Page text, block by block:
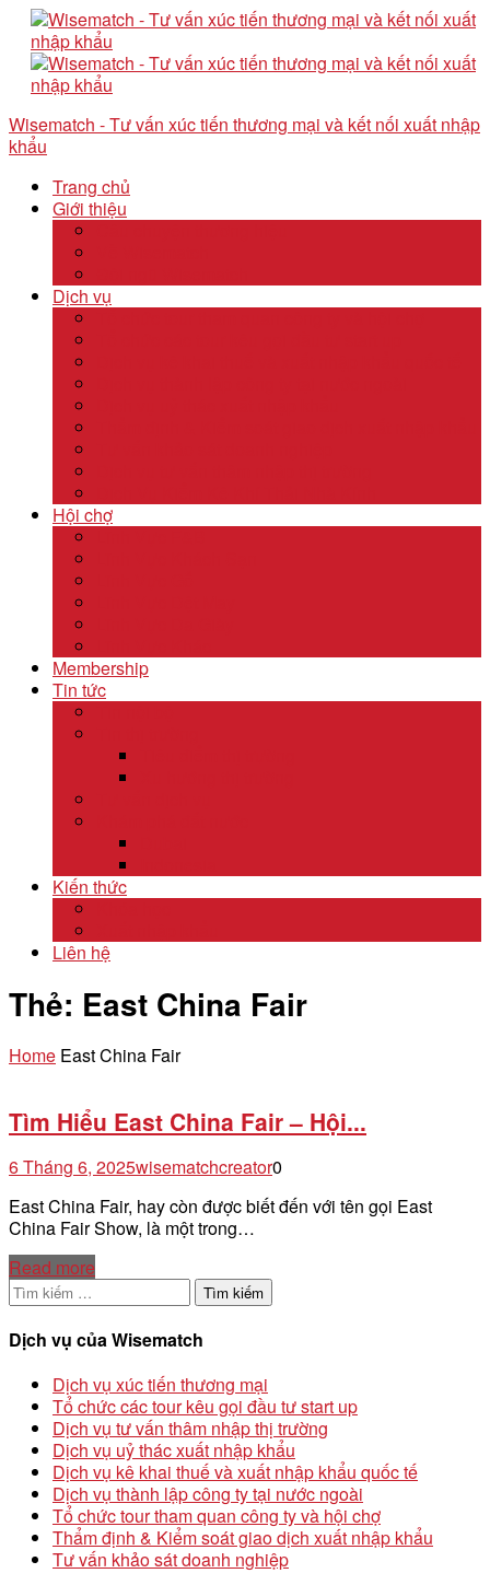
Wisematch - Tư vấn xúc tiến thương mại và kết nối xuất nhập
khẩu
Trang chủ
Giới thiệu
Dịch vụ
Hội chợ
Membership
Tin tức
Kiến thức
Liên hệ
Thẻ: East China Fair
Home East China Fair
Tìm Hiểu East China Fair – Hội...
6 Tháng 6, 2025wisematchcreator0
East China Fair, hay còn được biết đến với tên gọi East
China Fair Show, là một trong…
Read more
Tìm
kiếm
cho:
Dịch vụ của Wisematch
Dịch vụ xúc tiến thương mại
Tổ chức các tour kêu gọi đầu tư start up
Dịch vụ tư vấn thâm nhập thị trường
Dịch vụ uỷ thác xuất nhập khẩu
Dịch vụ kê khai thuế và xuất nhập khẩu quốc tế
Dịch vụ thành lập công ty tại nước ngoài
Tổ chức tour tham quan công ty và hội chợ
Thẩm định & Kiểm soát giao dịch xuất nhập khẩu
Tư vấn khảo sát doanh nghiệp